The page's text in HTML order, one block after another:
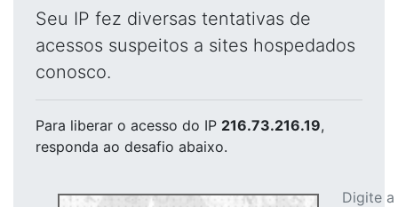
Seu IP fez diversas tentativas de
acessos suspeitos a sites hospedados
conosco.
Para liberar o acesso do IP 216.73.216.19,
responda ao desafio abaixo.
Digite